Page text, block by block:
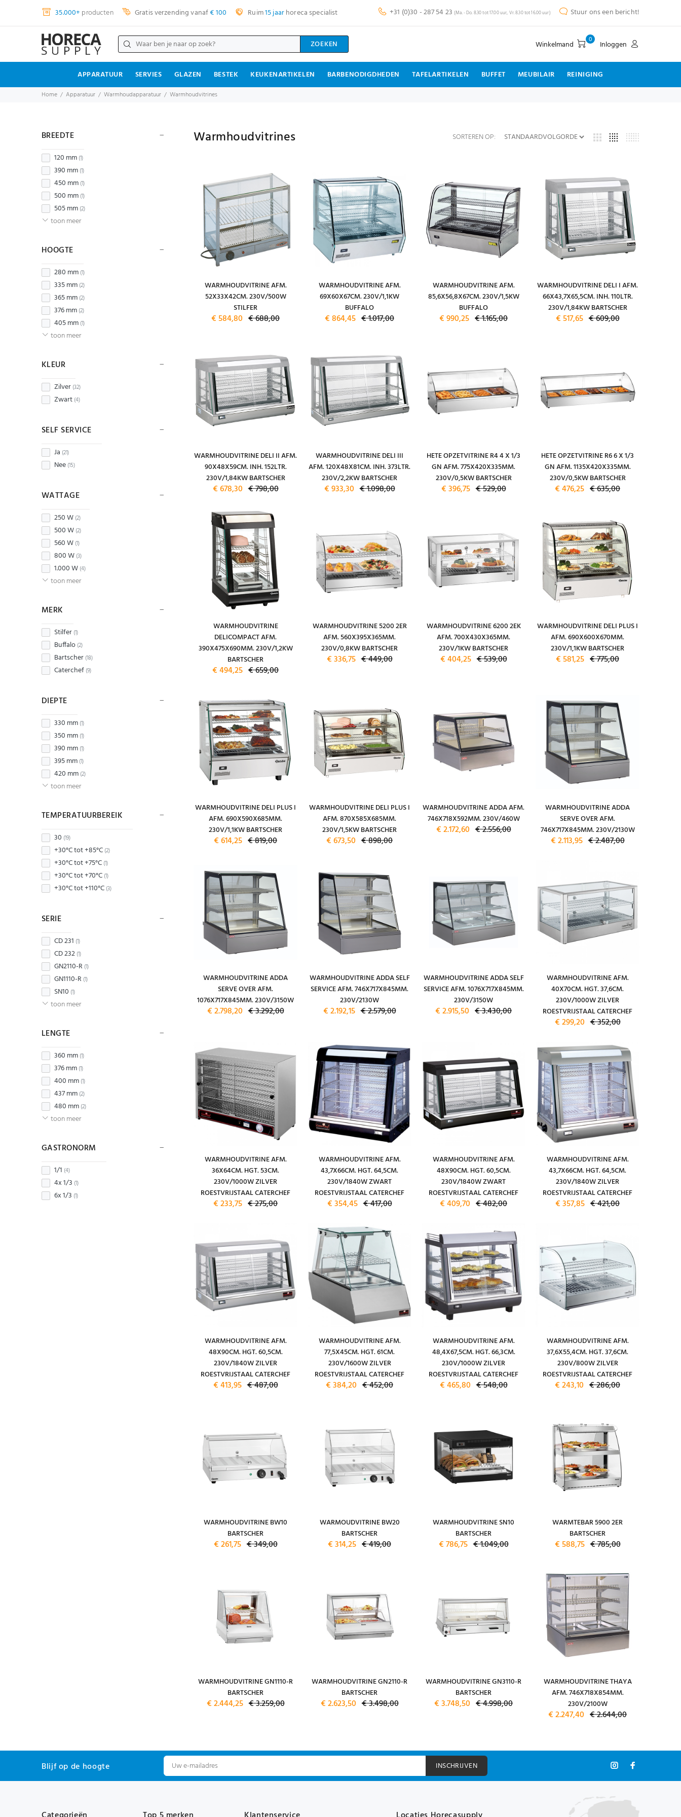
35.000+ producten Gratis verzending vanaf€ 100 Ruim15 jaarhoreca specialist +31 (0)30 - 287 54 23 (Ma. - Do. 8.30 tot 17.00 uur, Vr. 8.30 tot 16.00 uur) Stuur ons een bericht!
ZOEKEN Winkelmand 0 Inloggen
APPARATUUR SERVIES GLAZEN BESTEK KEUKENARTIKELEN BARBENODIGDHEDEN TAFELARTIKELEN BUFFET MEUBILAIR REINIGING
Home Apparatuur Warmhoudapparatuur Warmhoudvitrines
BREEDTE
120 mm (1)
390 mm (1)
450 mm (1)
500 mm (1)
505 mm (2)
toon meer
HOOGTE
280 mm (1)
335 mm (2)
365 mm (2)
376 mm (2)
405 mm (1)
toon meer
KLEUR
Zilver (32)
Zwart (4)
SELF SERVICE
Ja (21)
Nee (15)
WATTAGE
250 W (2)
500 W (2)
560 W (1)
800 W (3)
1.000 W (4)
toon meer
MERK
Stilfer (1)
Buffalo (2)
Bartscher (18)
Caterchef (9)
DIEPTE
330 mm (1)
350 mm (1)
390 mm (1)
395 mm (1)
420 mm (2)
toon meer
TEMPERATUURBEREIK
30 (19)
+30°C tot +85°C (2)
+30°C tot +75°C (1)
+30°C tot +70°C (1)
+30°C tot +110°C (3)
SERIE
CD 231 (1)
CD 232 (1)
GN2110-R (1)
GN1110-R (1)
SN10 (1)
toon meer
LENGTE
360 mm (1)
376 mm (1)
400 mm (1)
437 mm (2)
480 mm (2)
toon meer
GASTRONORM
1/1 (4)
4x 1/3 (1)
6x 1/3 (1)
Warmhoudvitrines SORTEREN OP:
WARMHOUDVITRINE AFM.
52X33X42CM. 230V/500W
STILFER
€ 584,80 € 688,00
WARMHOUDVITRINE AFM.
69X60X67CM. 230V/1,1KW
BUFFALO
€ 864,45 € 1.017,00
WARMHOUDVITRINE AFM.
85,6X56,8X67CM. 230V/1,5KW
BUFFALO
€ 990,25 € 1.165,00
WARMHOUDVITRINE DELI I AFM.
66X43,7X65,5CM. INH. 110LTR.
230V/1,84KW BARTSCHER
€ 517,65 € 609,00
WARMHOUDVITRINE DELI II AFM.
90X48X59CM. INH. 152LTR.
230V/1,84KW BARTSCHER
€ 678,30 € 798,00
WARMHOUDVITRINE DELI III
AFM. 120X48X81CM. INH. 373LTR.
230V/2,2KW BARTSCHER
€ 933,30 € 1.098,00
HETE OPZETVITRINE R4 4 X 1/3
GN AFM. 775X420X335MM.
230V/0,5KW BARTSCHER
€ 396,75 € 529,00
HETE OPZETVITRINE R6 6 X 1/3
GN AFM. 1135X420X335MM.
230V/0,5KW BARTSCHER
€ 476,25 € 635,00
WARMHOUDVITRINE
DELICOMPACT AFM.
390X475X690MM. 230V/1,2KW
BARTSCHER
€ 494,25 € 659,00
WARMHOUDVITRINE 5200 2ER
AFM. 560X395X365MM.
230V/0,8KW BARTSCHER
€ 336,75 € 449,00
WARMHOUDVITRINE 6200 2EK
AFM. 700X430X365MM.
230V/1KW BARTSCHER
€ 404,25 € 539,00
WARMHOUDVITRINE DELI PLUS I
AFM. 690X600X670MM.
230V/1,1KW BARTSCHER
€ 581,25 € 775,00
WARMHOUDVITRINE DELI PLUS I
AFM. 690X590X685MM.
230V/1,1KW BARTSCHER
€ 614,25 € 819,00
WARMHOUDVITRINE DELI PLUS I
AFM. 870X585X685MM.
230V/1,5KW BARTSCHER
€ 673,50 € 898,00
WARMHOUDVITRINE ADDA AFM.
746X718X592MM. 230V/460W
€ 2.172,60 € 2.556,00
WARMHOUDVITRINE ADDA
SERVE OVER AFM.
746X717X845MM. 230V/2130W
€ 2.113,95 € 2.487,00
WARMHOUDVITRINE ADDA
SERVE OVER AFM.
1076X717X845MM. 230V/3150W
€ 2.798,20 € 3.292,00
WARMHOUDVITRINE ADDA SELF
SERVICE AFM. 746X717X845MM.
230V/2130W
€ 2.192,15 € 2.579,00
WARMHOUDVITRINE ADDA SELF
SERVICE AFM. 1076X717X845MM.
230V/3150W
€ 2.915,50 € 3.430,00
WARMHOUDVITRINE AFM.
40X70CM. HGT. 37,6CM.
230V/1000W ZILVER
ROESTVRIJSTAAL CATERCHEF
€ 299,20 € 352,00
WARMHOUDVITRINE AFM.
36X64CM. HGT. 53CM.
230V/1000W ZILVER
ROESTVRIJSTAAL CATERCHEF
€ 233,75 € 275,00
WARMHOUDVITRINE AFM.
43,7X66CM. HGT. 64,5CM.
230V/1840W ZWART
ROESTVRIJSTAAL CATERCHEF
€ 354,45 € 417,00
WARMHOUDVITRINE AFM.
48X90CM. HGT. 60,5CM.
230V/1840W ZWART
ROESTVRIJSTAAL CATERCHEF
€ 409,70 € 482,00
WARMHOUDVITRINE AFM.
43,7X66CM. HGT. 64,5CM.
230V/1840W ZILVER
ROESTVRIJSTAAL CATERCHEF
€ 357,85 € 421,00
WARMHOUDVITRINE AFM.
48X90CM. HGT. 60,5CM.
230V/1840W ZILVER
ROESTVRIJSTAAL CATERCHEF
€ 413,95 € 487,00
WARMHOUDVITRINE AFM.
77,5X45CM. HGT. 61CM.
230V/1600W ZILVER
ROESTVRIJSTAAL CATERCHEF
€ 384,20 € 452,00
WARMHOUDVITRINE AFM.
48,4X67,5CM. HGT. 66,3CM.
230V/1000W ZILVER
ROESTVRIJSTAAL CATERCHEF
€ 465,80 € 548,00
WARMHOUDVITRINE AFM.
37,6X55,4CM. HGT. 37,6CM.
230V/800W ZILVER
ROESTVRIJSTAAL CATERCHEF
€ 243,10 € 286,00
WARMHOUDVITRINE BW10
BARTSCHER
€ 261,75 € 349,00
WARMOUDVITRINE BW20
BARTSCHER
€ 314,25 € 419,00
WARMHOUDVITRINE SN10
BARTSCHER
€ 786,75 € 1.049,00
WARMTEBAR 5900 2ER
BARTSCHER
€ 588,75 € 785,00
WARMHOUDVITRINE GN1110-R
BARTSCHER
€ 2.444,25 € 3.259,00
WARMHOUDVITRINE GN2110-R
BARTSCHER
€ 2.623,50 € 3.498,00
WARMHOUDVITRINE GN3110-R
BARTSCHER
€ 3.748,50 € 4.998,00
WARMHOUDVITRINE THAYA
AFM. 746X718X854MM.
230V/2100W
€ 2.247,40 € 2.644,00
Blijf op de hoogte INSCHRIJVEN